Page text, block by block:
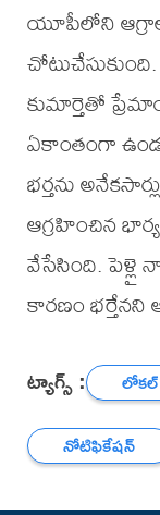
యూపీలోని
కుమార్తెతో
ఏకాంతంగా
భర్తను
ఆగ్రహించిన
వేసేసింది. పెళ్లై
కారణం
ట్యాగ్స్ : లోకల్
నోటిఫికేషన్